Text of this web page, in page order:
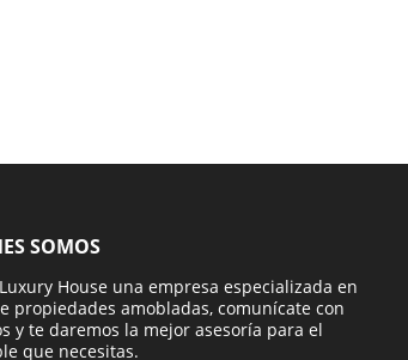
SOMOS
House una empresa especializada en
propiedades amobladas, comunícate con
y te daremos la mejor asesoría para el
que necesitas.